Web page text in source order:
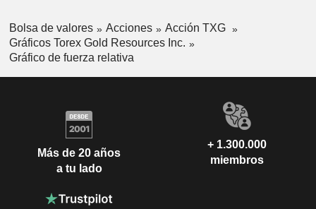
Bolsa de valores Acciones
Acción TXG
Gráficos Torex Gold Resources Inc.
Gráfico de fuerza relativa
Más de 20 años
a tu lado
+ 1.300.000
miembros